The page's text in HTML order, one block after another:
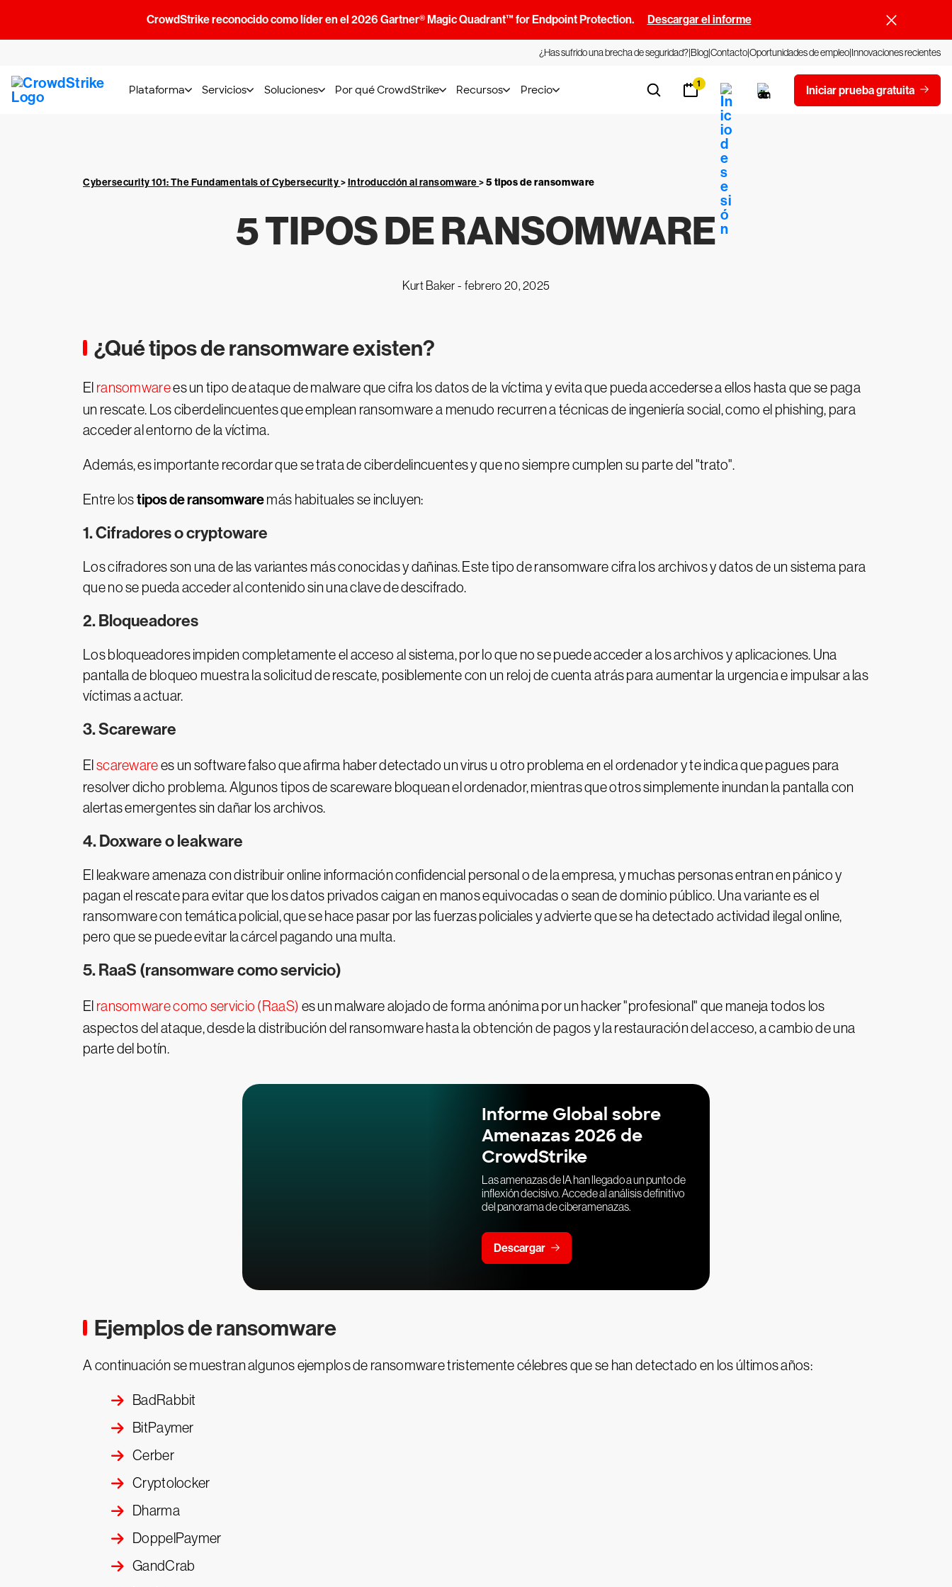
CrowdStrike reconocido como líder en el 2026 Gartner® Magic Quadrant™ for Endpoint Protection. Descargar el informe
¿Has sufrido una brecha de seguridad?BlogContactoOportunidades de empleo Innovaciones recientes
Plataforma Servicios Soluciones Por qué CrowdStrike Recursos Precio 1 Iniciar prueba gratuita
Cybersecurity 101: The Fundamentals of Cybersecurity>Introducción al ransomware>5 tipos de ransomware
5 TIPOS DE RANSOMWARE
Kurt Baker - febrero 20, 2025
¿Qué tipos de ransomware existen?
El ransomwarees un tipo de ataque de malware que cifra los datos de la víctima y evita que pueda accederse a ellos hasta que se paga
un rescate. Los ciberdelincuentes que emplean ransomware a menudo recurren a técnicas de ingeniería social, como el phishing, para
acceder al entorno de la víctima.
Además, es importante recordar que se trata de ciberdelincuentes y que no siempre cumplen su parte del "trato".
Entre lostipos de ransomwaremás habituales se incluyen:
1. Cifradores o cryptoware
Los cifradores son una de las variantes más conocidas y dañinas. Este tipo de ransomware cifra los archivos y datos de un sistema para
que no se pueda acceder al contenido sin una clave de descifrado.
2. Bloqueadores
Los bloqueadores impiden completamente el acceso al sistema, por lo que no se puede acceder a los archivos y aplicaciones. Una
pantalla de bloqueo muestra la solicitud de rescate, posiblemente con un reloj de cuenta atrás para aumentar la urgencia e impulsar a las
víctimas a actuar.
3. Scareware
El scarewarees un software falso que afirma haber detectado un virus u otro problema en el ordenador y te indica que pagues para
resolver dicho problema. Algunos tipos de scareware bloquean el ordenador, mientras que otros simplemente inundan la pantalla con
alertas emergentes sin dañar los archivos.
4. Doxware o leakware
El leakware amenaza con distribuir online información confidencial personal o de la empresa, y muchas personas entran en pánico y
pagan el rescate para evitar que los datos privados caigan en manos equivocadas o sean de dominio público. Una variante es el
ransomware con temática policial, que se hace pasar por las fuerzas policiales y advierte que se ha detectado actividad ilegal online,
pero que se puede evitar la cárcel pagando una multa.
5. RaaS (ransomware como servicio)
El ransomware como servicio (RaaS) es un malware alojado de forma anónima por un hacker "profesional" que maneja todos los
aspectos del ataque, desde la distribución del ransomware hasta la obtención de pagos y la restauración del acceso, a cambio de una
parte del botín.
Informe Global sobre
Amenazas 2026 de
CrowdStrike
Las amenazas de IA han llegado a un punto de
inflexión decisivo. Accede al análisis definitivo
del panorama de ciberamenazas.
Descargar
Ejemplos de ransomware
A continuación se muestran algunos ejemplos de ransomware tristemente célebres que se han detectado en los últimos años:
BadRabbit
BitPaymer
Cerber
Cryptolocker
Dharma
DoppelPaymer
GandCrab